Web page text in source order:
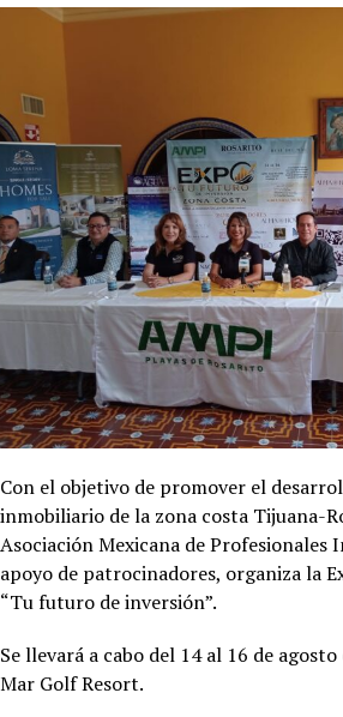
Con el objetivo de promover el
inmobiliario de la zona costa Tijuana-
Asociación Mexicana de Profesionales
apoyo de patrocinadores, organiza la
“Tu futuro de inversión”.
Se llevará a cabo del 14 al 16 de
Mar Golf Resort.